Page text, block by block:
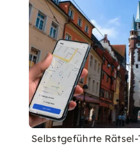
Selbstgeführte Rätsel-